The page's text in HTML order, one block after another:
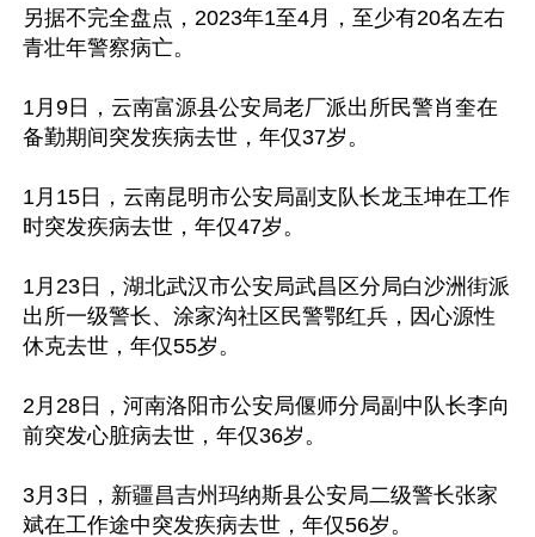
另据不完全盘点，2023年1至4月，至少有20名左右
青壮年警察病亡。
1月9日，云南富源县公安局老厂派出所民警肖奎在
备勤期间突发疾病去世，年仅37岁。
1月15日，云南昆明市公安局副支队长龙玉坤在工作
时突发疾病去世，年仅47岁。
1月23日，湖北武汉市公安局武昌区分局白沙洲街派
出所一级警长、涂家沟社区民警鄂红兵，因心源性
休克去世，年仅55岁。
2月28日，河南洛阳市公安局偃师分局副中队长李向
前突发心脏病去世，年仅36岁。
3月3日，新疆昌吉州玛纳斯县公安局二级警长张家
斌在工作途中突发疾病去世，年仅56岁。